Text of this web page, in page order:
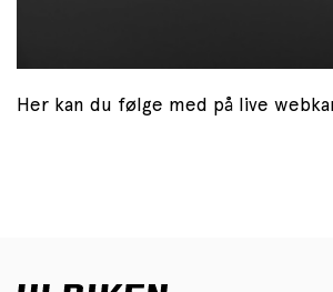
Her kan du følge med på live